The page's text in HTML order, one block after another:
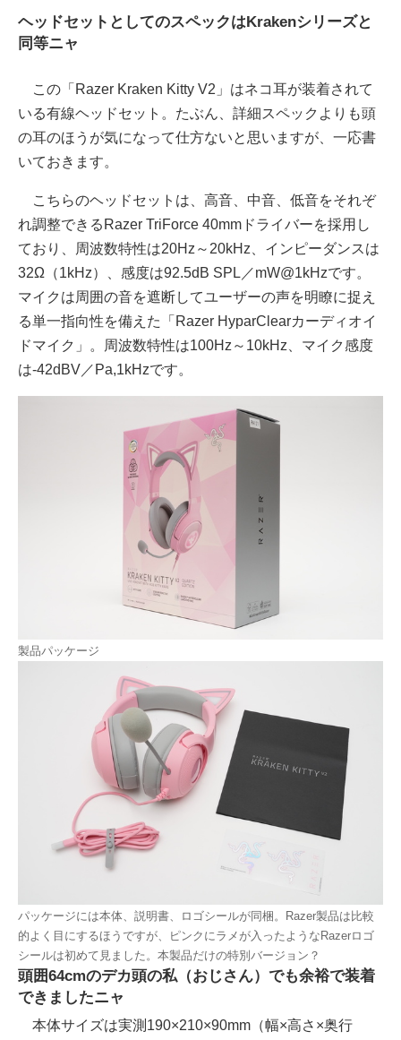
ヘッドセットとしてのスペックはKrakenシリーズと
同等ニャ
この「Razer Kraken Kitty V2」はネコ耳が装着されて
いる有線ヘッドセット。たぶん、詳細スペックよりも頭
の耳のほうが気になって仕方ないと思いますが、一応書
いておきます。
こちらのヘッドセットは、高音、中音、低音をそれぞ
れ調整できるRazer TriForce 40mmドライバーを採用し
ており、周波数特性は20Hz～20kHz、インピーダンスは
32Ω（1kHz）、感度は92.5dB SPL／mW@1kHzです。
マイクは周囲の音を遮断してユーザーの声を明瞭に捉え
る単一指向性を備えた「Razer HyparClearカーディオイ
ドマイク」。周波数特性は100Hz～10kHz、マイク感度
は-42dBV／Pa,1kHzです。
製品パッケージ
パッケージには本体、説明書、ロゴシールが同梱。Razer製品は比較
的よく目にするほうですが、ピンクにラメが入ったようなRazerロゴ
シールは初めて見ました。本製品だけの特別バージョン？
頭囲64cmのデカ頭の私（おじさん）でも余裕で装着
できましたニャ
本体サイズは実測190×210×90mm（幅×高さ×奥行